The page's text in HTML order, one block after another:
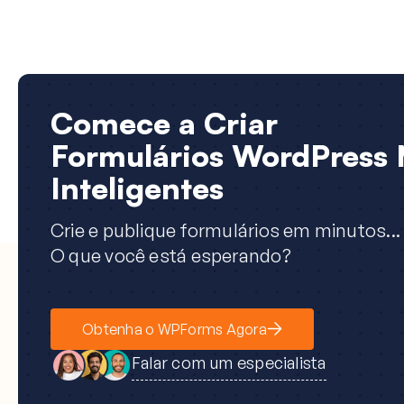
Comece a Criar
Formulários WordPress
Inteligentes
Crie e publique formulários em minutos...
O que você está esperando?
Obtenha o WPForms Agora
Falar com um especialista